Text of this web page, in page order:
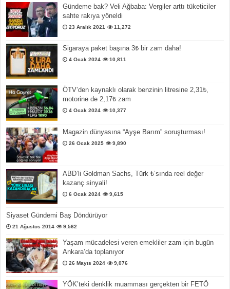
Gündeme bak? Veli Ağbaba: Vergiler arttı tüketiciler
sahte rakıya yöneldi
23 Aralık 2021 11,272
Sigaraya paket başına 3₺ bir zam daha!
4 Ocak 2024 10,811
ÖTV’den kaynaklı olarak benzinin litresine 2,31₺,
motorine de 2,17₺ zam
4 Ocak 2024 10,377
Magazin dünyasına “Ayşe Barım” soruşturması!
26 Ocak 2025 9,890
ABD’li Goldman Sachs, Türk ₺’sında reel değer
kazanç sinyali!
6 Ocak 2024 9,615
Siyaset Gündemi Baş Döndürüyor
21 Ağustos 2014 9,562
Yaşam mücadelesi veren emekliler zam için bugün
Ankara’da toplanıyor
26 Mayıs 2024 9,076
YÖK’teki denklik muamması gerçekten bir FETÖ